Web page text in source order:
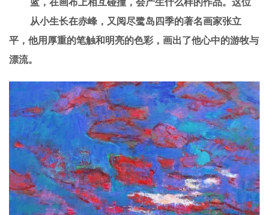
蓝，在画布上相互碰撞，会产生什么样的作品。这位
从小生长在赤峰，又阅尽鹭岛四季的著名画家张立
平，他用厚重的笔触和明亮的色彩，画出了他心中的游牧与
漂流。